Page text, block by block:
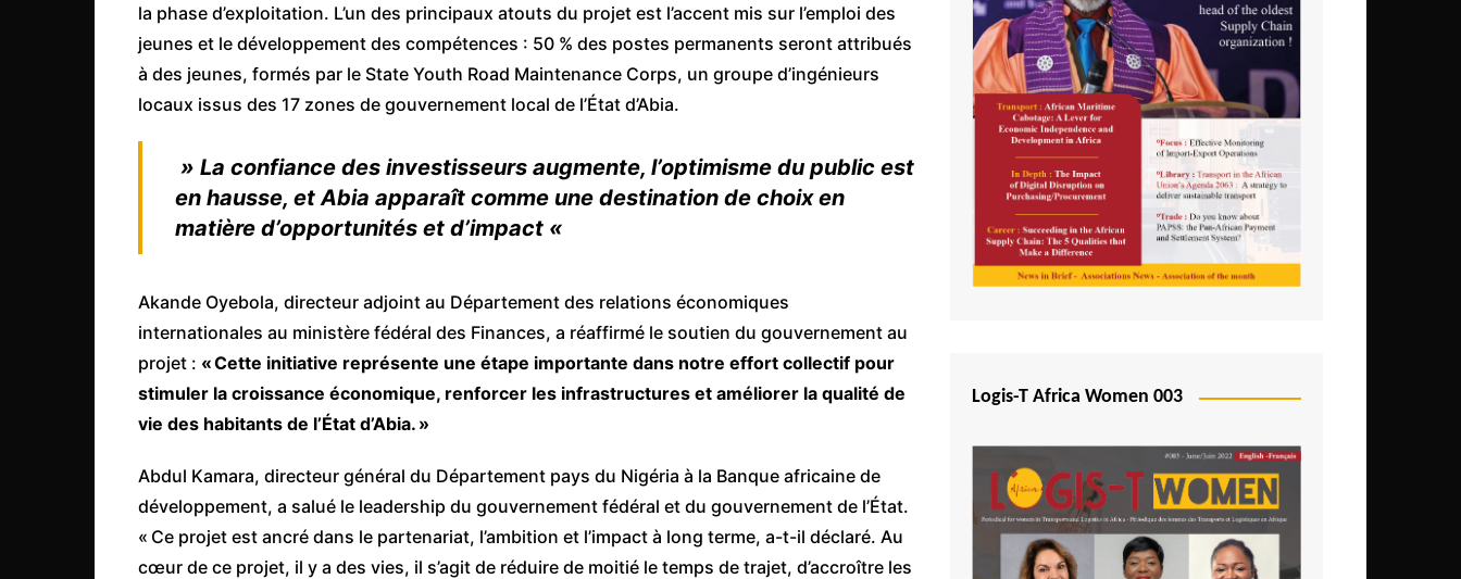
la phase d’exploitation. L’un des principaux atouts du projet est l’accent mis sur l’emploi des
jeunes et le développement des compétences : 50 % des postes permanents seront attribués
à des jeunes, formés par le State Youth Road Maintenance Corps, un groupe d’ingénieurs
locaux issus des 17 zones de gouvernement local de l’État d’Abia.
» La confiance des investisseurs augmente, l’optimisme du public est
en hausse, et Abia apparaît comme une destination de choix en
matière d’opportunités et d’impact «
Akande Oyebola, directeur adjoint au Département des relations économiques
internationales au ministère fédéral des Finances, a réaffirmé le soutien du gouvernement au
projet : « Cette initiative représente une étape importante dans notre effort collectif pour
stimuler la croissance économique, renforcer les infrastructures et améliorer la qualité de
vie des habitants de l’État d’Abia. »
Abdul Kamara, directeur général du Département pays du Nigéria à la Banque africaine de
développement, a salué le leadership du gouvernement fédéral et du gouvernement de l’État.
« Ce projet est ancré dans le partenariat, l’ambition et l’impact à long terme, a-t-il déclaré. Au
cœur de ce projet, il y a des vies, il s’agit de réduire de moitié le temps de trajet, d’accroître les
Logis-T Africa Women 003